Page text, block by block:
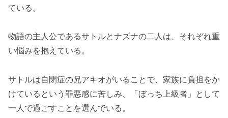
ている。
物語の主人公であるサトルとナズナの二人は、それぞれ重
い悩みを抱えている。
サトルは自閉症の兄アキオがいることで、家族に負担をか
けているという罪悪感に苦しみ、「ぼっち上級者」として
一人で過ごすことを選んでいる。